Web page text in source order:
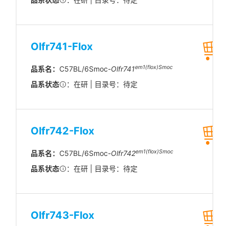
Olfr741-Flox
品系名： C57BL/6Smoc-Olfr741em1(flox)Smoc
品系状态 ：在研 | 目录号：待定
Olfr742-Flox
品系名： C57BL/6Smoc-Olfr742em1(flox)Smoc
品系状态 ：在研 | 目录号：待定
Olfr743-Flox